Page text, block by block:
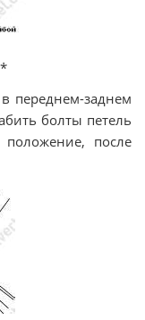
переднем-заднем
болты петель
после